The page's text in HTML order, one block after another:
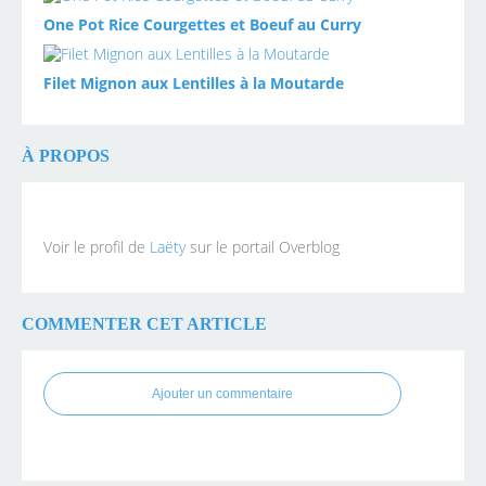
One Pot Rice Courgettes et Boeuf au Curry
Filet Mignon aux Lentilles à la Moutarde
À PROPOS
Voir le profil de Laëtysur le portail Overblog
COMMENTER CET ARTICLE
Ajouter un commentaire